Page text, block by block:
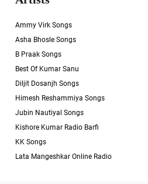
Ammy Virk Songs
Asha Bhosle Songs
B Praak Songs
Best Of Kumar Sanu
Diljit Dosanjh Songs
Himesh Reshammiya Songs
Jubin Nautiyal Songs
Kishore Kumar Radio Barfi
KK Songs
Lata Mangeshkar Online Radio